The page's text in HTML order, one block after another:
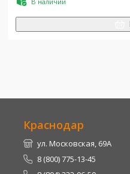
Краснодар
ул. Московская, 69А
8 (800) 775-13-45